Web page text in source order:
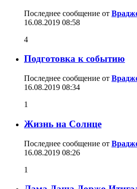
Последнее сообщение от
16.08.2019 08:58
4
Подготовка к событию
Последнее сообщение от
16.08.2019 08:34
1
Жизнь на Солнце
Последнее сообщение от
16.08.2019 08:26
1